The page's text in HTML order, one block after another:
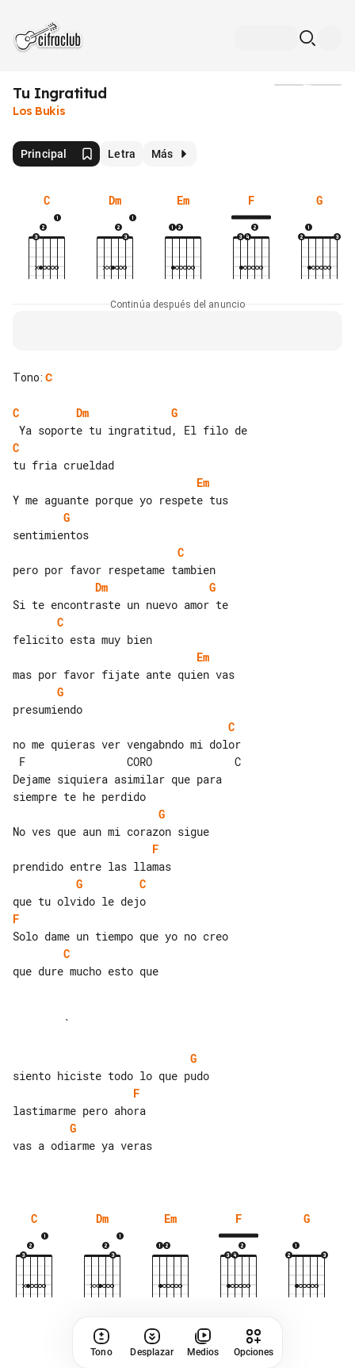
Tu Ingratitud
Los Bukis
Principal Letra Más
C Dm Em F G
Continúa después del anuncio
Tono: C
C Dm
G
C
Em
G
C
Dm
G
C
Em
G
C
no me quieras ver vengabndo mi dolor
Dejame siquiera asimilar que para
G
F
G
C
F
C
que dure mucho esto que
G
F
G
vas a odiarme ya veras
C Dm Em F G
Tono Desplazar Medios Opciones